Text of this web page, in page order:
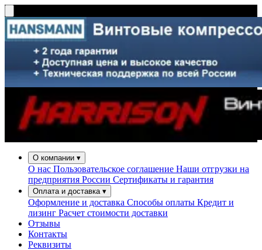
О компании ▾
О нас Пользовательское соглашение Наши отгрузки на
предприятия России Сертификаты и гарантия
Оплата и доставка ▾
Оформление и доставка Способы оплаты Кредит и
лизинг Расчет стоимости доставки
Отзывы
Контакты
Реквизиты